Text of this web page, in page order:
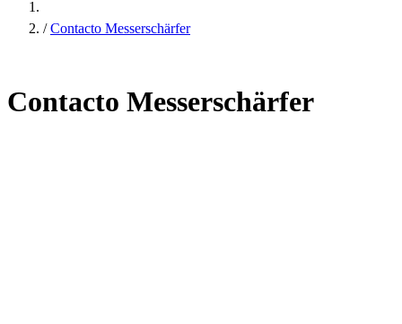
/ Contacto Messerschärfer
Contacto Messerschärfer